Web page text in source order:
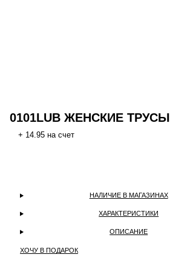
0101LUB ЖЕНСКИЕ ТРУСЫ
+ 14.95 на счет
НАЛИЧИЕ В МАГАЗИНАХ
ХАРАКТЕРИСТИКИ
ОПИСАНИЕ
ХОЧУ В ПОДАРОК